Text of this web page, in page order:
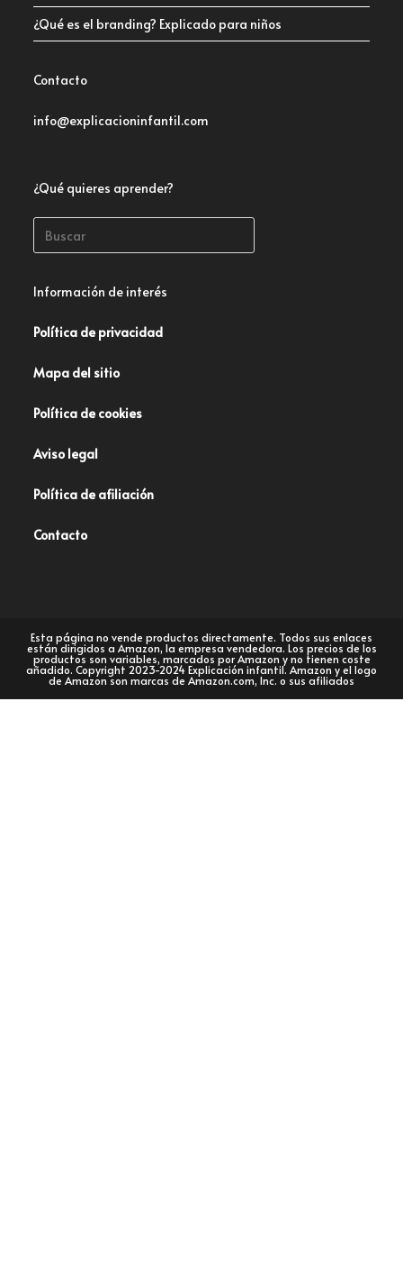
¿Qué es el branding? Explicado para niños
Contacto
info@explicacioninfantil.com
¿Qué quieres aprender?
Información de interés
Política de privacidad
Mapa del sitio
Política de cookies
Aviso legal
Política de afiliación
Contacto
Esta página no vende productos directamente. Todos sus enlaces
están dirigidos a Amazon, la empresa vendedora. Los precios de los
productos son variables, marcados por Amazon y no tienen coste
añadido. Copyright 2023-2024 Explicación infantil. Amazon y el logo
de Amazon son marcas de Amazon.com, Inc. o sus afiliados